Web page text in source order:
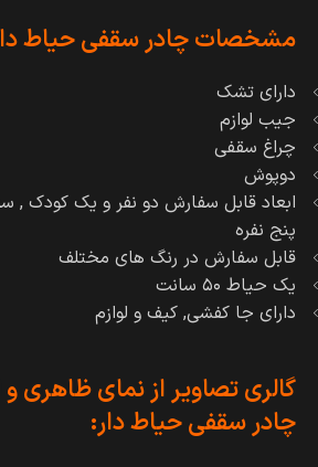
مشخصات چادر سقفی حیاط
دارای تشک
جیب لوازم
چراغ سقفی
دوپوش
ابعاد قابل سفارش دو نفر و یک کودک ,
پنج نفره
قابل سفارش در رنگ های مختلف
یک حیاط ۵۰ سانت
دارای جا کفشی, کیف و لوازم
گالری تصاویر از نمای ظاهری
چادر سقفی حیاط دار: